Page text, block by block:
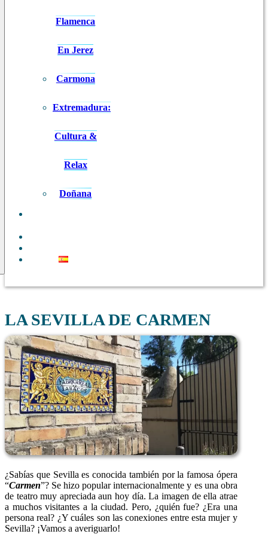
Flamenca
En Jerez
Carmona
Extremadura:
Cultura &
Relax
Doñana
LA SEVILLA DE CARMEN
¿Sabías que Sevilla es conocida también por la famosa ópera
“Carmen”? Se hizo popular internacionalmente y es una obra
de teatro muy apreciada aun hoy día. La imagen de ella atrae
a muchos visitantes a la ciudad. Pero, ¿quién fue? ¿Era una
persona real? ¿Y cuáles son las conexiones entre esta mujer y
Sevilla? ¡Vamos a averiguarlo!